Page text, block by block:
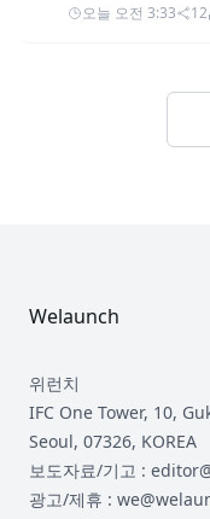
오늘 오전 3:33 12
Welaunch
위런치
IFC One Tower, 10,
Seoul, 07326, KOREA
보도자료/기고 :
광고/제휴 :